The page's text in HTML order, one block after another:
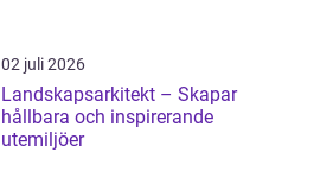
02 juli 2026
Landskapsarkitekt – Skapar
hållbara och inspirerande
utemiljöer